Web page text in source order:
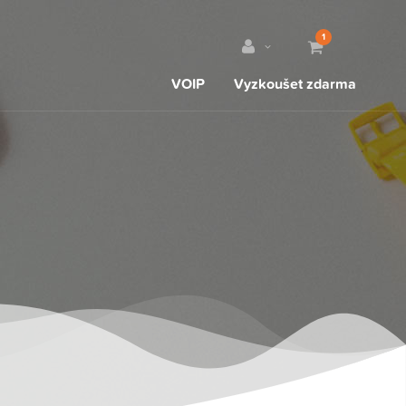
1
VOIP Vyzkoušet zdarma